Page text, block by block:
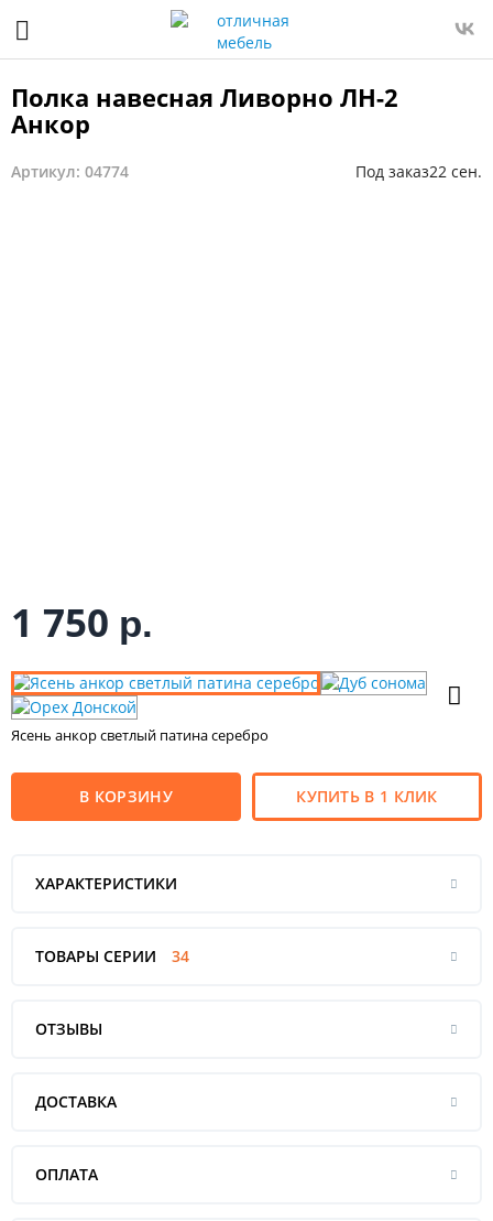
Полка навесная Ливорно ЛН-2
Анкор
Артикул: 04774 Под заказ22 сен.
1 750 р.
Ясень анкор светлый патина серебро
В КОРЗИНУ КУПИТЬ В 1 КЛИК
ХАРАКТЕРИСТИКИ
ТОВАРЫ СЕРИИ 34
ОТЗЫВЫ
ДОСТАВКА
ОПЛАТА